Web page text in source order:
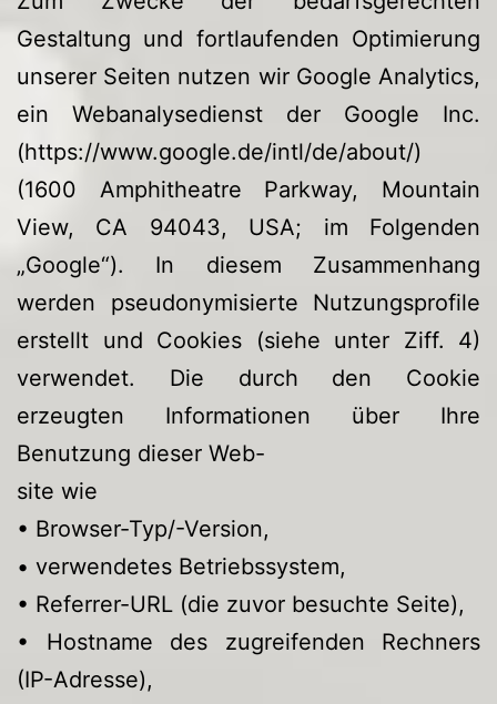
Gestaltung und fortlaufenden Optimierung
unserer Seiten nutzen wir Google Analytics,
ein Webanalysedienst der Google Inc.
(https://www.google.de/intl/de/about/)
(1600 Amphitheatre Parkway, Mountain
View, CA 94043, USA; im Folgenden
„Google“). In diesem Zusammenhang
werden pseudonymisierte Nutzungsprofile
erstellt und Cookies (siehe unter Ziff. 4)
verwendet. Die durch den Cookie
erzeugten Informationen über Ihre
Benutzung dieser Web-
site wie
• Browser-Typ/-Version,
• verwendetes Betriebssystem,
• Referrer-URL (die zuvor besuchte Seite),
• Hostname des zugreifenden Rechners
(IP-Adresse),